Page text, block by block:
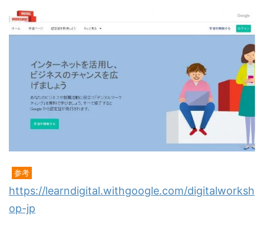
参考
https://learndigital.withgoogle.com/digitalworksh
op-jp